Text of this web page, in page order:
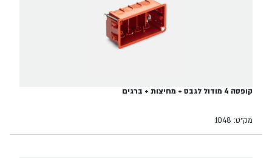
קופסה 4 מודול לגבס + מחיצות + ברגים
מק״ט: 1048